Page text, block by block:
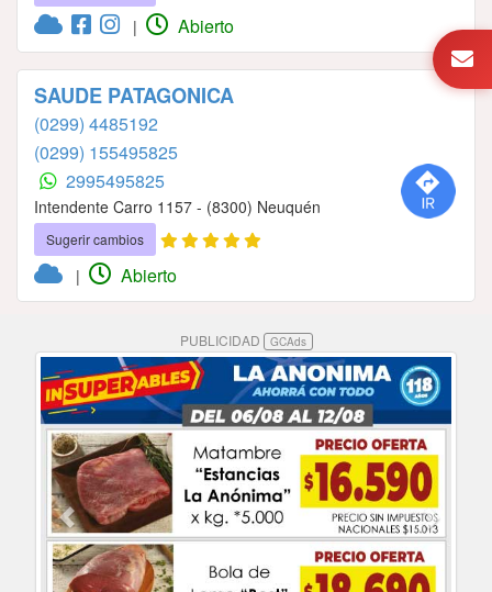
| Abierto
SAUDE PATAGONICA
(0299) 4485192
(0299) 155495825
2995495825
Intendente Carro 1157 - (8300) Neuquén
Sugerir cambios
| Abierto
PUBLICIDAD GCAds